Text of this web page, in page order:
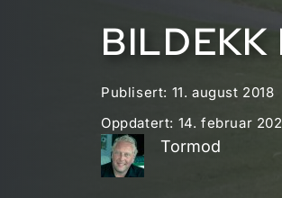
BILDEKK
Publisert: 11. august 2018
Oppdatert: 14. februar
Tormod